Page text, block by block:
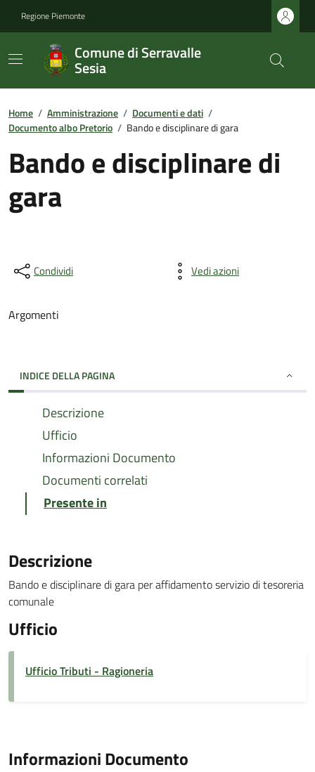
Regione Piemonte
Comune di Serravalle
Sesia
Home / Amministrazione / Documenti e dati /
Documento albo Pretorio / Bando e disciplinare di gara
Bando e disciplinare di
gara
Condividi Vedi azioni
Argomenti
INDICE DELLA PAGINA
Descrizione
Ufficio
Informazioni Documento
Documenti correlati
Presente in
Descrizione
Bando e disciplinare di gara per affidamento servizio di tesoreria
comunale
Ufficio
Ufficio Tributi - Ragioneria
Informazioni Documento